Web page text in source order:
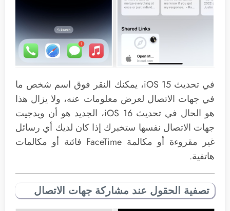
في تحديث iOS 15، يمكنك النقر فوق اسم شخص ما
في جهات الاتصال لعرض معلومات عنه، ولا يزال هذا
هو الحال في تحديث iOS 16، الجديد هو أن ويدجيت
جهات الاتصال نفسها ستخبرك إذا كان لديك أي رسائل
غير مقروءة أو مكالمة FaceTime فائتة أو مكالمات
هاتفية.
تصفية الحقول عند مشاركة جهات الاتصال